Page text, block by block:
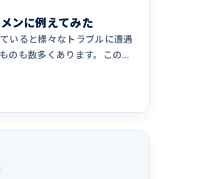
ンに例えてみた
いると様々なトラブルに遭遇
のも数多くあります。この記